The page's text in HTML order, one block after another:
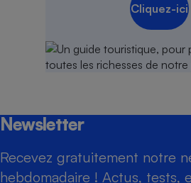
Cliquez-ici
Newsletter
Recevez gratuitement notre
hebdomadaire ! Actus, tests,